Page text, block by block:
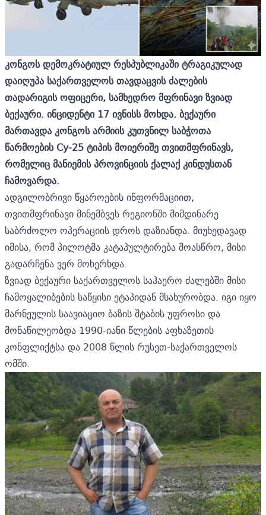
კონგოს დემოკრატიულ რესპუბლიკაში ტრაგიკულად
დაიღუპა საქართველოს თავდაცვის ძალების
თადარიგის ოფიცერი, სამხედრო მფრინავი ზვიად
ბექაური. ინციდენტი 17 ივნისს მოხდა. ბექაური
მართავდა კონგოს არმიის კუთვნილ საბჭოთა
წარმოების Су-25 ტიპის მოიერიშე თვითმფრინავს,
რომელიც მანიემის პროვინციის ქალაქ კინდუსთან
ჩამოვარდა.
ადგილობრივი წყაროების ინფორმაციით,
თვითმფრინავი მინემბვეს რეგიონში მიმდინარე
საბრძოლო ოპერაციის დროს დაზიანდა. მიუხედავად
იმისა, რომ პილოტმა კატაპულტირება მოასწრო, მისი
გადარჩენა ვერ მოხერხდა.
ზვიად ბექაური საქართველოს საჰაერო ძალებში მისი
ჩამოყალიბების საწყისი ეტაპიდან მსახურობდა. იგი იყო
მარნეულის საავიაციო ბაზის შტაბის უფროსი და
მონაწილეობდა 1990-იანი წლების აფხაზეთის
კონფლიქტსა და 2008 წლის რუსეთ-საქართველოს
ომში.